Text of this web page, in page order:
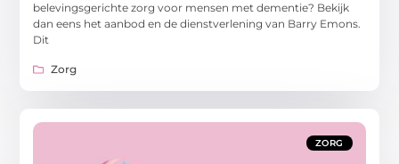
belevingsgerichte zorg voor mensen met dementie? Bekijk
dan eens het aanbod en de dienstverlening van Barry Emons.
Dit
Zorg
ZORG